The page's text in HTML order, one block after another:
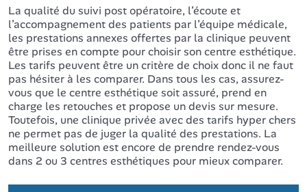
La qualité du suivi post opératoire, l’écoute et
l’accompagnement des patients par l’équipe médicale,
les prestations annexes offertes par la clinique peuvent
être prises en compte pour choisir son centre esthétique.
Les tarifs peuvent être un critère de choix donc il ne faut
pas hésiter à les comparer. Dans tous les cas, assurez-
vous que le centre esthétique soit assuré, prend en
charge les retouches et propose un devis sur mesure.
Toutefois, une clinique privée avec des tarifs hyper chers
ne permet pas de juger la qualité des prestations. La
meilleure solution est encore de prendre rendez-vous
dans 2 ou 3 centres esthétiques pour mieux comparer.